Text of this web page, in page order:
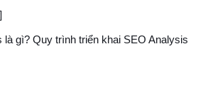
là gì? Quy trình triển khai SEO Analysis